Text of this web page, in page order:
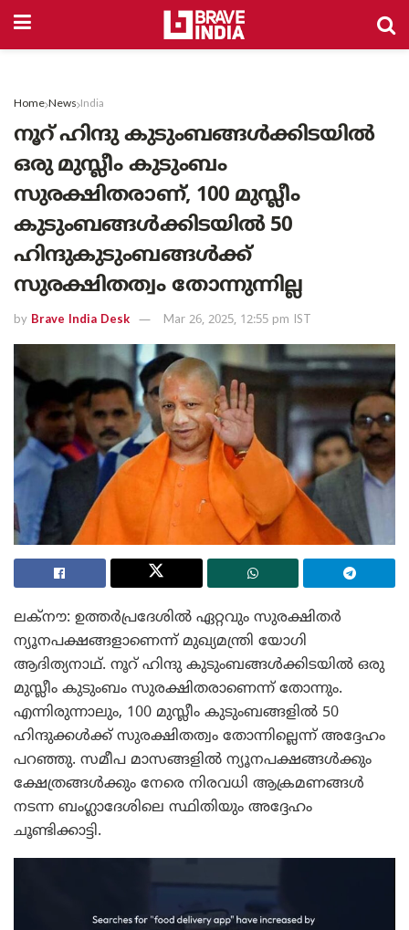
Home News India
നൂറ് ഹിന്ദു കുടുംബങ്ങൾക്കിടയിൽ
ഒരു മുസ്ലീം കുടുംബം
സുരക്ഷിതരാണ്, 100 മുസ്ലീം
കുടുംബങ്ങൾക്കിടയിൽ 50
ഹിന്ദുകുടുംബങ്ങൾക്ക്
സുരക്ഷിതത്വം തോന്നുന്നില്ല
by Brave India Desk Mar 26, 2025, 12:55 pm IST
ലക്‌നൗ: ഉത്തർപ്രദേശിൽ ഏറ്റവും സുരക്ഷിതർ
ന്യൂനപക്ഷങ്ങളാണെന്ന് മുഖ്യമന്ത്രി യോഗി
ആദിത്യനാഥ്. നൂറ് ഹിന്ദു കുടുംബങ്ങൾക്കിടയിൽ ഒരു
മുസ്ലീം കുടുംബം സുരക്ഷിതരാണെന്ന് തോന്നും.
എന്നിരുന്നാലും, 100 മുസ്ലീം കുടുംബങ്ങളിൽ 50
ഹിന്ദുക്കൾക്ക് സുരക്ഷിതത്വം തോന്നില്ലെന്ന് അദ്ദേഹം
പറഞ്ഞു. സമീപ മാസങ്ങളിൽ ന്യൂനപക്ഷങ്ങൾക്കും
ക്ഷേത്രങ്ങൾക്കും നേരെ നിരവധി ആക്രമണങ്ങൾ
നടന്ന ബംഗ്ലാദേശിലെ സ്ഥിതിയും അദ്ദേഹം
ചൂണ്ടിക്കാട്ടി.